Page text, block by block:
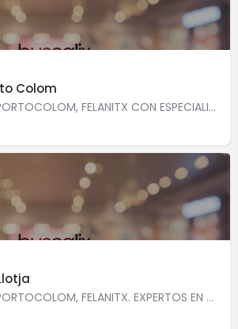
Colom
RESTAURANTE EN PORTOCOLOM, FELANITX CON ESPECIALIDAD EN Cocina marineraAlta cocinaCocina mallorquinaCocina…
RESTAURANTE EN PORTOCOLOM, FELANITX. EXPERTOS EN Cocina de mercado Precio medio: 35,00 Carrer Pescadors…